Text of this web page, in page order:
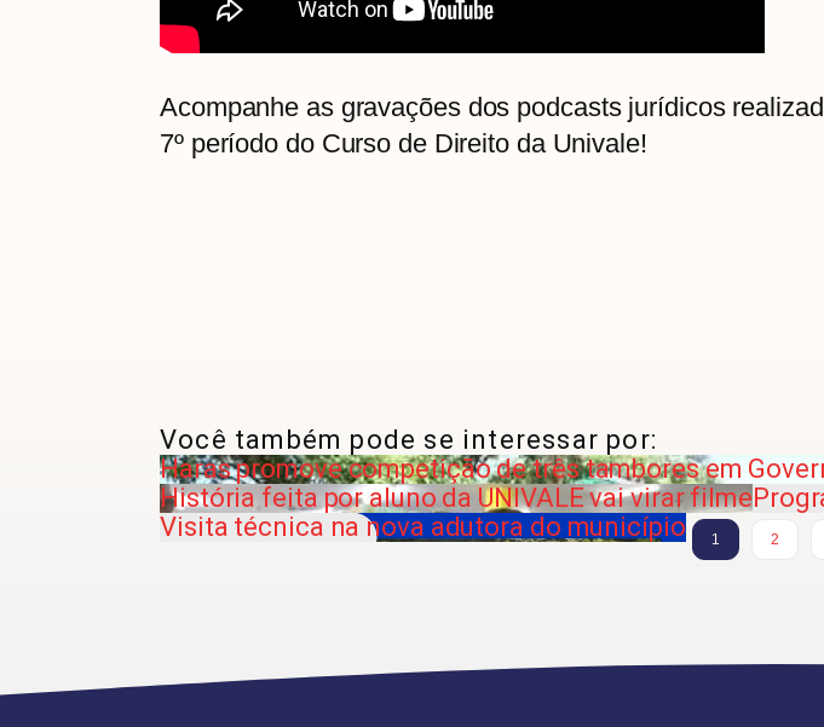
Acompanhe as gravações dos podcasts jurídicos
7º período do Curso de Direito da Univale!
Você também pode se interessar por:
Haras promove competição de três tambores em
História feita por aluno da UNIVALE vai virar filme
Visita técnica na nova adutora do município
1 2